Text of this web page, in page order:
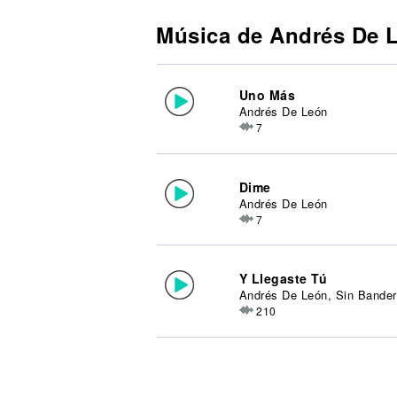
Música de Andrés De
Uno Más
Andrés De León
7
Dime
Andrés De León
7
Y Llegaste Tú
Andrés De León, Sin
210